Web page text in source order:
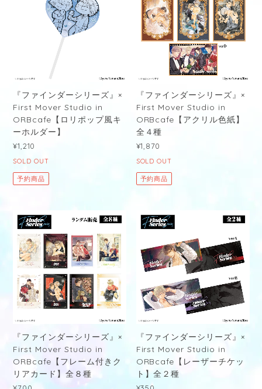
『ファインダーシリーズ』×
First Mover Studio in
ORBcafe【ロリポップ風キ
ーホルダー】
¥1,210
SOLD OUT
予約商品
『ファインダーシリーズ』×
First Mover Studio in
ORBcafe【アクリル色紙】
全４種
¥1,870
SOLD OUT
予約商品
『ファインダーシリーズ』×
First Mover Studio in
ORBcafe【フレーム付きク
リアカード】全８種
『ファインダーシリーズ』×
First Mover Studio in
ORBcafe【レーザーチケッ
ト】全２種